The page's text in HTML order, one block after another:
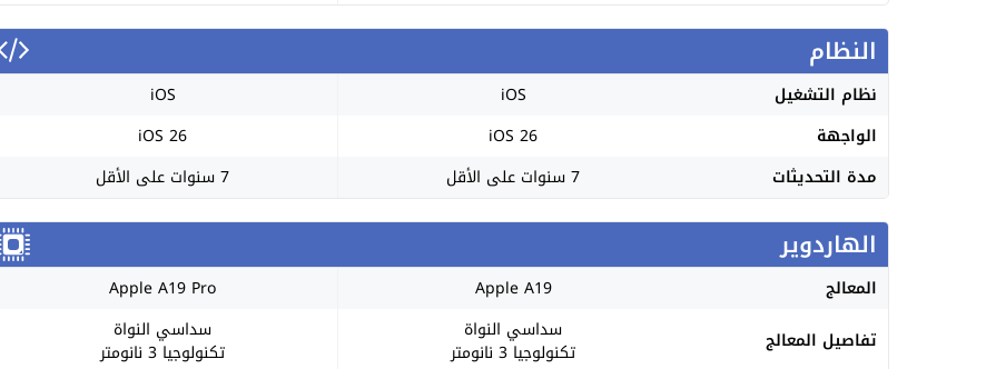
النظام
نظام التشغيل iOS
iOS
الواجهة
iOS 26
iOS 26
مدة التحديثات
7 سنوات على الأقل 7 سنوات على الأقل
الهاردوير
المعالج Apple A19
Apple A19 Pro
تفاصيل المعالج
سداسي النواة
تكنولوجيا 3 نانومتر
سداسي النواة
تكنولوجيا 3 نانومتر